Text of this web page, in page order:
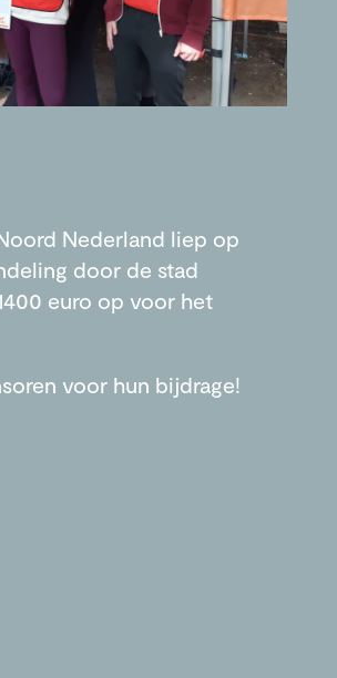
Nederland liep op
door de stad
euro op voor het
voor hun bijdrage!